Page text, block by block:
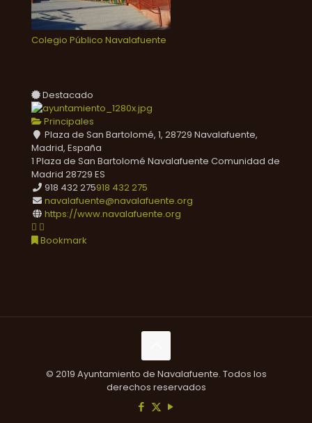
Colegio Público Navalafuente
Destacado
Principales
Plaza de San Bartolomé, 1, 28729 Navalafuente,
Madrid, España
1 Plaza de San Bartolomé Navalafuente Comunidad de
Madrid 28729 ES
918 432 275918 432 275
navalafuente@navalafuente.org
https://www.navalafuente.org
Bookmark
© 2019 Ayuntamiento de Navalafuente. Todos los
derechos reservados